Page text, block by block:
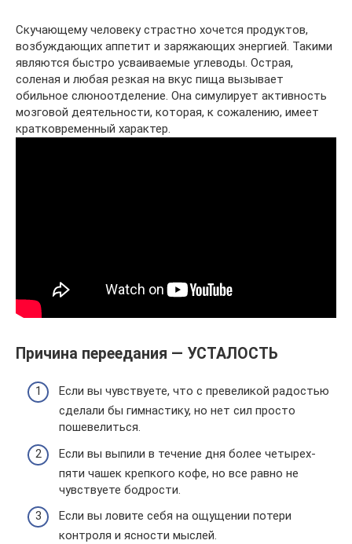
Скучающему человеку страстно хочется продуктов,
возбуждающих аппетит и заряжающих энергией. Такими
являются быстро усваиваемые углеводы. Острая,
соленая и любая резкая на вкус пища вызывает
обильное слюноотделение. Она симулирует активность
мозговой деятельности, которая, к сожалению, имеет
кратковременный характер.
Причина переедания — УСТАЛОСТЬ
Если вы чувствуете, что с превеликой радостью
сделали бы гимнастику, но нет сил просто
пошевелиться.
Если вы выпили в течение дня более четырех-
пяти чашек крепкого кофе, но все равно не
чувствуете бодрости.
Если вы ловите себя на ощущении потери
контроля и ясности мыслей.